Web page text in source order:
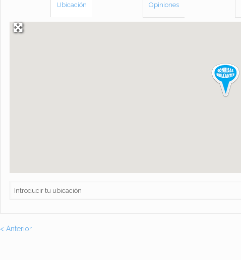
Ubicación Opiniones
< Anterior